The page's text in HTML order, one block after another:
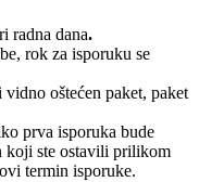
radna dana.
rok za isporuku se
oštećen paket, paket
prva isporuka bude
koji ste ostavili prilikom
termin isporuke.